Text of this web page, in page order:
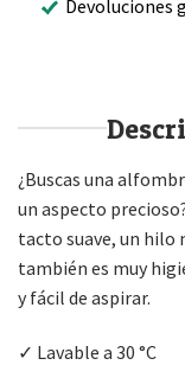
Devoluciones
¿Buscas una
un aspecto
tacto suave, un
también es muy
y fácil de aspirar.
✓ Lavable a 30 °C